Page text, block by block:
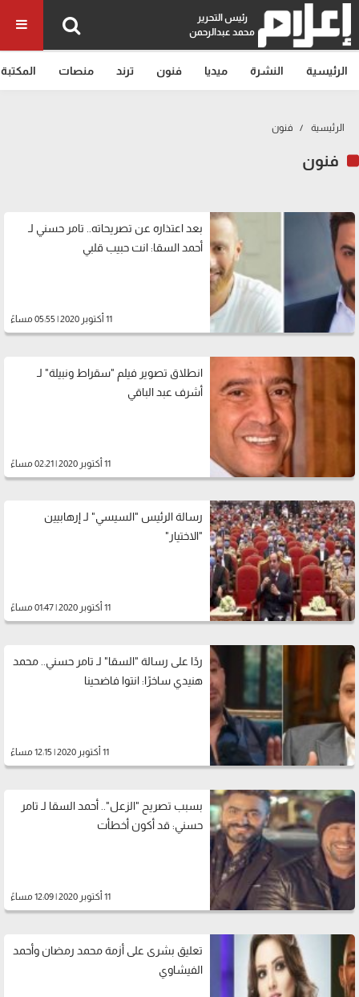
رئيس التحرير
محمد عبدالرحمن
الرئيسية النشرة ميديا فنون ترند منصات المكتبة
الرئيسية فنون
فنون
بعد اعتذاره عن تصريحاته.. تامر حسني لـ
أحمد السقا: انت حبيب قلبي
11 أكتوبر 2020 | 05:55 مساءً
انطلاق تصوير فيلم "سقراط ونبيلة" لـ
أشرف عبد الباقي
11 أكتوبر 2020 | 02:21 مساءً
رسالة الرئيس "السيسي" لـ إرهابيين
"الاختيار"
11 أكتوبر 2020 | 01:47 مساءً
ردًا على رسالة "السقا" لـ تامر حسني.. محمد
هنيدي ساخرًا: انتوا فاضحينا
11 أكتوبر 2020 | 12:15 مساءً
بسبب تصريح "الزعل".. أحمد السقا لـ تامر
حسني: قد أكون أخطأت
11 أكتوبر 2020 | 12:09 مساءً
تعليق بشرى على أزمة محمد رمضان وأحمد
الفيشاوي